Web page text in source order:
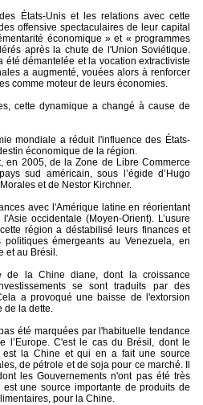
États-Unis et les relations avec cette
offensive spectaculaires de leur capital
économique » et « programmes
après la chute de l'Union Soviétique.
été démantelée et la vocation extractiviste
a augmenté, vouées alors à renforcer
comme moteur de leurs économies.
cette dynamique a changé à cause de
mondiale a réduit l'influence des États-
économique de la région.
en 2005, de la Zone de Libre Commerce
sud américain, sous l’égide d’Hugo
et de Nestor Kirchner.
avec l'Amérique latine en réorientant
occidentale (Moyen-Orient). L’usure
région a déstabilisé leurs finances et
politiques émergeants au Venezuela, en
et au Brésil.
de la Chine diane, dont la croissance
se sont traduits par des
a provoqué une baisse de l'extorsion
de la dette.
été marquées par l'habituelle tendance
l’Europe. C'est le cas du Brésil, dont le
est la Chine et qui en a fait une source
de pétrole et de soja pour ce marché. Il
les Gouvernements n'ont pas été très
une source importante de produits de
pour la Chine.